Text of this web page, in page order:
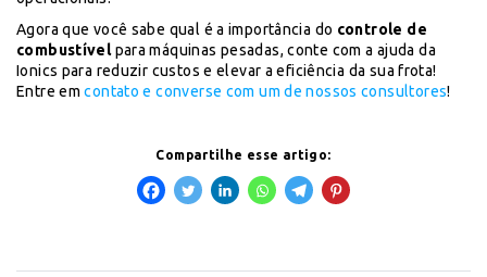
Agora que você sabe qual é a importância do controle de
combustívelpara máquinas pesadas, conte com a ajuda da
Ionics para reduzir custos e elevar a eficiência da sua frota!
Entre emcontato e converse com um de nossos consultores!
Compartilhe esse artigo: